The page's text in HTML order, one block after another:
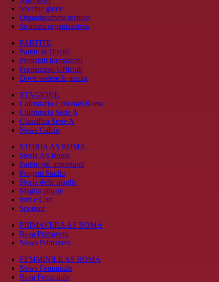
Vecchie glorie
Organigramma tecnico
Struttura organizzativa
PARTITE
Partite in Diretta
Probabili formazioni
Formazioni Ufficiali
Dove vedere la partita
STAGIONE
Calendario e risultati Roma
Calendario Serie A
Classifica Serie A
News Calcio
STORIA AS ROMA
Storia AS Roma
Partite più importanti
Progetti Stadio
Storia delle maglie
Maglia attuale
Inni e Cori
Sponsor
PRIMAVERA AS ROMA
Rosa Primavera
News Primavera
FEMMINILE AS ROMA
News Femminile
Rosa Femminile